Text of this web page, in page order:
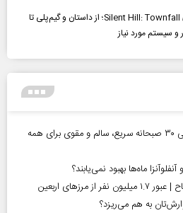
بررسی بازی Silent Hill: Townfall؛ از داستان و گیم‌پلی تا
و سیستم مورد نیاز
صبحانه چی درست کنم؟ معرفی ۳۰ صبحانه سریع، سالم و مقوی برای همه
ماه‌ها بهبود نمی‌یابند؟
به هم می‌ریزد؟